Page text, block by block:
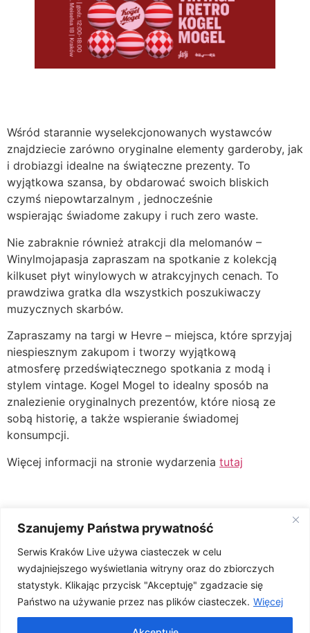
Szanujemy Państwa prywatność
Serwis Kraków Live używa ciasteczek w celu
wydajniejszego wyświetlania witryny oraz do zbiorczych
statystyk. Klikając przycisk "Akceptuję" zgadzacie się
Państwo na używanie przez nas plików ciasteczek. Więcej
Wśród starannie wyselekcjonowanych wystawców
znajdziecie zarówno oryginalne elementy garderoby, jak
i drobiazgi idealne na świąteczne prezenty. To
wyjątkowa szansa, by obdarować swoich bliskich
czymś niepowtarzalnym , jednocześnie
wspierając świadome zakupy i ruch zero waste.
Nie zabraknie również atrakcji dla melomanów –
Winylmojapasja zapraszam na spotkanie z kolekcją
kilkuset płyt winylowych w atrakcyjnych cenach. To
prawdziwa gratka dla wszystkich poszukiwaczy
muzycznych skarbów.
Zapraszamy na targi w Hevre – miejsca, które sprzyjaj
niespiesznym zakupom i tworzy wyjątkową
atmosferę przedświątecznego spotkania z modą i
stylem vintage. Kogel Mogel to idealny sposób na
znalezienie oryginalnych prezentów, które niosą ze
sobą historię, a także wspieranie świadomej
konsumpcji.
Więcej informacji na stronie wydarzenia tutaj
Źródło: inf. pras. organizatora